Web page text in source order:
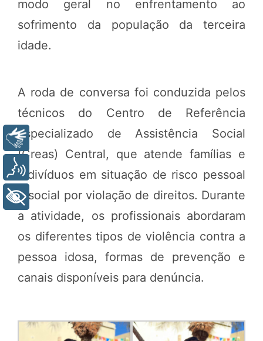
modo geral no enfrentamento ao
sofrimento da população da terceira
idade.
A roda de conversa foi conduzida pelos
técnicos do Centro de Referência
Especializado de Assistência Social
(Creas) Central, que atende famílias e
indivíduos em situação de risco pessoal
e social por violação de direitos. Durante
a atividade, os profissionais abordaram
os diferentes tipos de violência contra a
pessoa idosa, formas de prevenção e
canais disponíveis para denúncia.
Libras
Voz
+ Acessibilidade